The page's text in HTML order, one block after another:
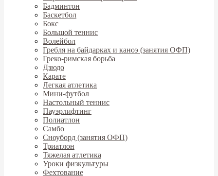
Бадминтон
Баскетбол
Бокс
Большой теннис
Волейбол
Гребля на байдарках и каноэ (занятия ОФП)
Греко-римская борьба
Дзюдо
Карате
Легкая атлетика
Мини-футбол
Настольный теннис
Пауэрлифтинг
Полиатлон
Самбо
Сноуборд (занятия ОФП)
Триатлон
Тяжелая атлетика
Уроки физкультуры
Фехтование